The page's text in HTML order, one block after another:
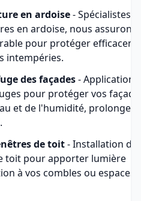
en ardoise- Spécialistes
en ardoise, nous assurons
pour protéger
intempéries.
des façades- Application
pour protéger vos
et de l'humidité,
de toit- Installation de
toit pour apporter lumière
à vos combles ou espaces